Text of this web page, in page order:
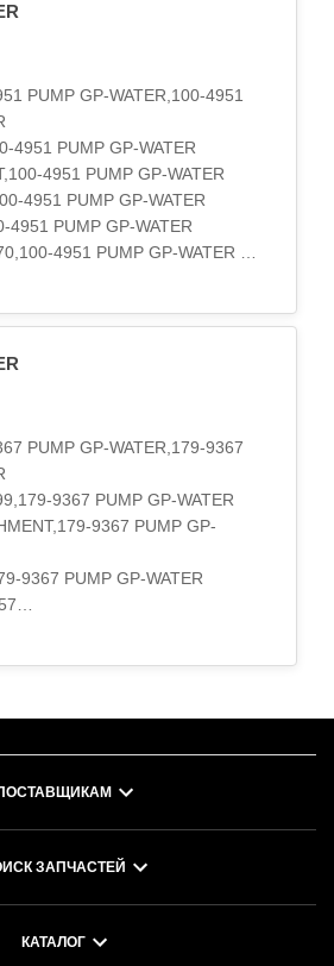
PUMP GP-WATER,100-4951
4951 PUMP GP-WATER
4951 PUMP GP-WATER
4951 PUMP GP-WATER
4951 PUMP GP-WATER
4951 PUMP GP-WATER
SYSTEM..
PUMP GP-WATER,179-9367
9367 PUMP GP-WATER
9367 PUMP GP-
9367 PUMP GP-WATER
ЗАПЧАСТЕЙ
КАТАЛОГ